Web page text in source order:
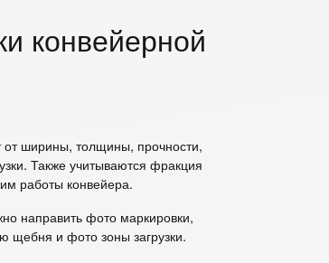
конвейерной
ширины, толщины, прочности,
Также учитываются фракция
работы конвейера.
направить фото маркировки,
щебня и фото зоны загрузки.